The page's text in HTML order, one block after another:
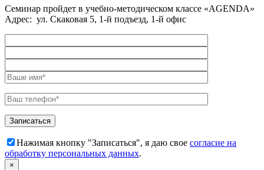
Семинар пройдет в учебно-методическом классе «AGENDA»
Адрес: ул. Скаковая 5, 1-й подъезд, 1-й офис
Нажимая кнопку "Записаться", я даю свое согласие на
обработку персональных данных.
×